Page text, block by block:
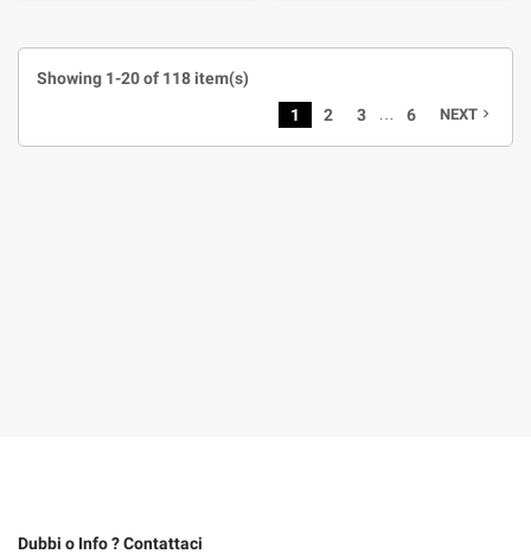
Showing 1-20 of 118 item(s)
1
2 3 6 NEXT navigate_next
Dubbi o Info ? Contattaci